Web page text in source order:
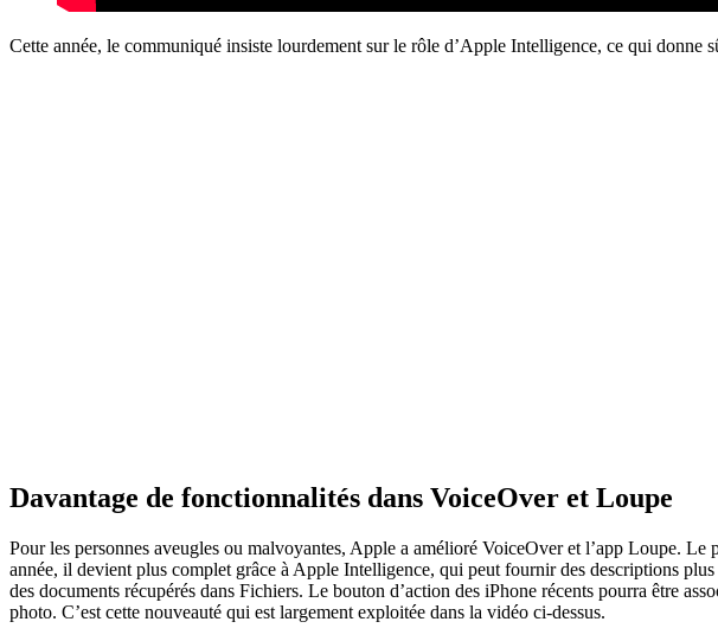
Cette année, le communiqué insiste lourdement sur le rôle d’Apple Intelligence, ce qui donne
Davantage de fonctionnalités dans VoiceOver et Loupe
Pour les personnes aveugles ou malvoyantes, Apple a amélioré VoiceOver et l’app Loupe.
année, il devient plus complet grâce à Apple Intelligence, qui peut fournir des descriptions
des documents récupérés dans Fichiers. Le bouton d’action des iPhone récents pourra être
photo. C’est cette nouveauté qui est largement exploitée dans la vidéo ci-dessus.